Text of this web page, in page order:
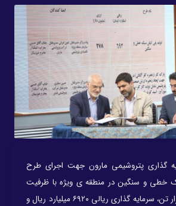
گذاری پتروشیمی مارون جهت اجرای طرح
خطی و سنگین در منطقه ی ویژه با ظرفیت
تولید سالیانه ۳۰۰ هزار تن، سرمایه گذاری ریالی ۶۹۲۰ میلیارد ریال و